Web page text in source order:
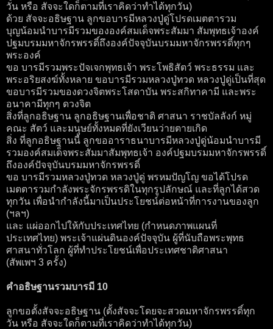
วัน หรือ สัจจะใดก็ตามที่เราคิดว่าทำได้ทุกวัน)
ด้วย สัจจะอธิษฐาน ลูกขอบารมีหลวงปู่ดู่โปรดเมตตารวม
บุญน้อมนำบารมีรวมขององค์สมเด็จพระสัมมา สัมพุทธเจ้าองค์
ปฐมบรมมหาจักรพรรดิ์ถึงองค์ปัจจุบันบรมมหาจักรพรรดิ์ทุกๆ
พระองค์
ขอ บารมีรวมพระปัจเจกพุทธเจ้า พระโพธิสัตว์ พระธรรม และ
พระอริยสงฆ์ทั้งหลาย ขอบารมีรวมหลวงปู่ทวด หลวงปู่ดู่เป็นที่สุด
ขอบารมีรวมของดวงจิตพระโสดาบัน พระสกิทาคามี และพระ
อนาคามีทุกๆ ดวงจิต
สิ่งที่ลูกอธิษฐาน ลูกอธิษฐานเพื่อชาติ ศาสนา ราชบัลลังก์ หมู่
คณะ สัตว์ และมนุษย์ทั้งหมดที่ยังเวียนว่ายตายเกิด
สิ่ง ที่ลูกอธิษฐานนี้ ลูกขออาราธนาบารมีหลวงปู่ดู่น้อมนำบารมี
รวมองค์สมเด็จพระสัมมาสัมพุทธเจ้า องค์ปฐมบรมมหาจักรพรรดิ์
ถึงองค์ปัจจุบันบรมมหาจักรพรรดิ์
ขอ บารมีรวมหลวงปู่ทวด หลวงปู่ดู่ พรหมปัญโญ ขอได้โปรด
เมตตารวมกำลังพระจักรพรรดิในทุกรูปลักษณ์ และที่ลูกได้สวด
ทุกวัน เพื่อนำกำลังนี้มาเป็นประโยชน์ต่อหน้าที่การงานของลูก
(ฯลฯ)
และ แผ่ออกไปให้กับประเทศไทย (กำหนดภาพแผนที่
ประเทศไทย) พระเจ้าแผ่นดินองค์ปัจจุบัน ผู้ที่นับถือพระพุทธ
ศาสนาทั่วโลก ผู้ที่ทำประโยชน์เพื่อประเทศชาติศาสนา
(สัพเพฯ 3 ครั้ง)
คำอธิษฐานรวมบารมี 10
ลูกขอตั้งสัจจะอธิษฐาน (ตั้งสัจจะโดยจะสวดมหาจักรพรรดิ์ทุก
วัน หรือ สัจจะใดก็ตามที่เราคิดว่าทำได้ทุกวัน)